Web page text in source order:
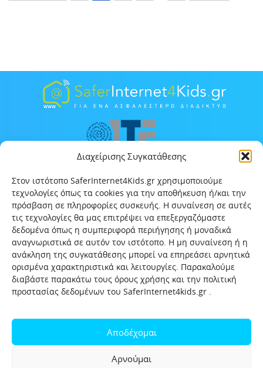
Διαχείρισης Συγκατάθεσης
Στον ιστότοπο SaferInternet4Kids.gr χρησιμοποιούμε
τεχνολογίες όπως τα cookies για την αποθήκευση ή/και την
πρόσβαση σε πληροφορίες συσκευής. Η συναίνεση σε αυτές
τις τεχνολογίες θα μας επιτρέψει να επεξεργαζόμαστε
δεδομένα όπως η συμπεριφορά περιήγησης ή μοναδικά
αναγνωριστικά σε αυτόν τον ιστότοπο. Η μη συναίνεση ή η
ανάκληση της συγκατάθεσης μπορεί να επηρεάσει αρνητικά
ορισμένα χαρακτηριστικά και λειτουργίες. Παρακαλούμε
διαβάστε παρακάτω τους όρους χρήσης και την πολιτική
προστασίας δεδομένων του SaferInternet4kids.gr .
Αποδέχομαι
Αρνούμαι
Πολιτική προστασίας δεδομένων
Πολιτική Προστασίας Παιδιών και Εφήβων
Όροι χρήσης